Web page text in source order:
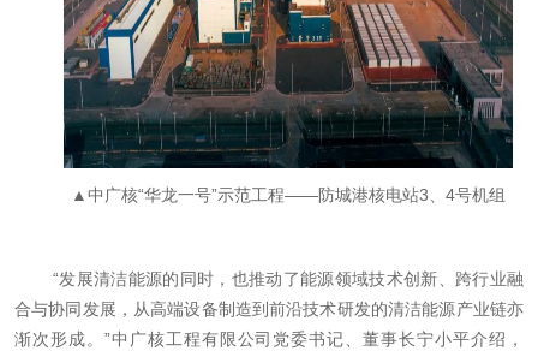
▲中广核“华龙一号”示范工程——防城港核电站3、4号机组
“发展清洁能源的同时，也推动了能源领域技术创新、跨行业融
合与协同发展，从高端设备制造到前沿技术研发的清洁能源产业链亦
渐次形成。”中广核工程有限公司党委书记、董事长宁小平介绍，